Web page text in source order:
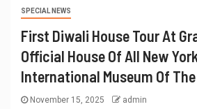
SPECIAL NEWS
First Diwali House Tour At
Official House Of All New
International Museum Of The
November 15, 2025 admin